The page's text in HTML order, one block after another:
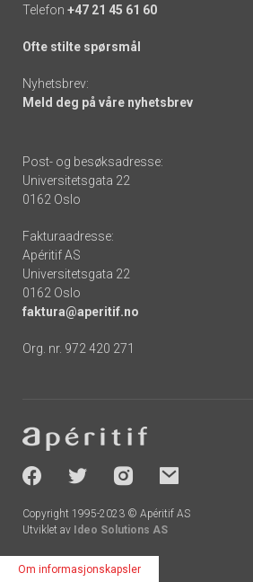
Telefon +47 21 45 61 60
Ofte stilte spørsmål
Nyhetsbrev:
Meld deg på våre nyhetsbrev
Post- og besøksadresse:
Universitetsgata 22
0162 Oslo
Fakturaadresse:
Apéritif AS
Universitetsgata 22
0162 Oslo
faktura@aperitif.no
Org. nr. 972 420 271
-
socials
Copyright 1995-2023 © Apéritif AS
Utviklet av Ideo Solutions AS
Om informasjonskapsler